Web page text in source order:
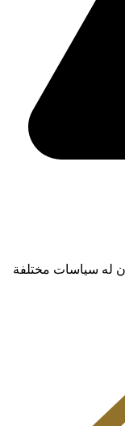
له سياسات مختلفة